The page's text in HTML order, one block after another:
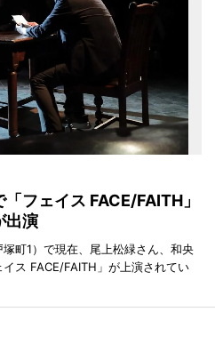
フェイス FACE/FAITH」
出演
町1）で現在、尾上松緑さん、和央
ス FACE/FAITH」が上演されてい